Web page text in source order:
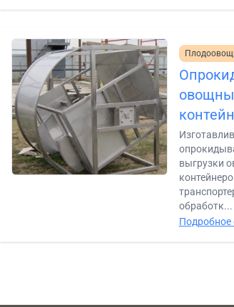
выгрузки
обработк...
Подробное